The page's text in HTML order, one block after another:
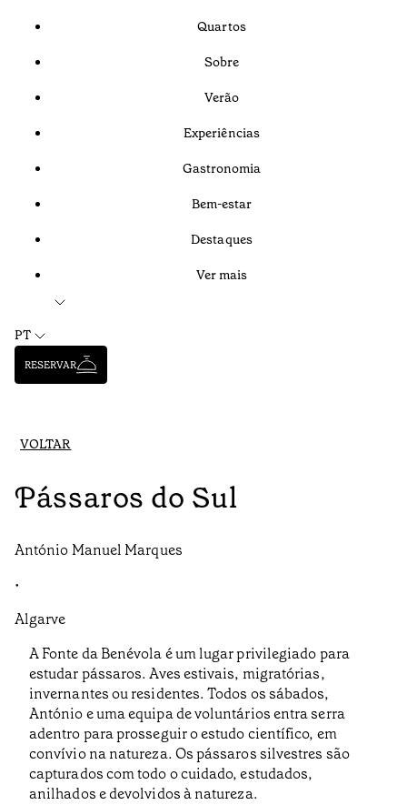
Quartos
Sobre
Verão
Experiências
Gastronomia
Bem-estar
Destaques
Ver mais
PT
RESERVAR
VOLTAR
Pássaros do Sul
António Manuel Marques
•
Algarve
A Fonte da Benévola é um lugar privilegiado para
estudar pássaros. Aves estivais, migratórias,
invernantes ou residentes. Todos os sábados,
António e uma equipa de voluntários entra serra
adentro para prosseguir o estudo científico, em
convívio na natureza. Os pássaros silvestres são
capturados com todo o cuidado, estudados,
anilhados e devolvidos à natureza.